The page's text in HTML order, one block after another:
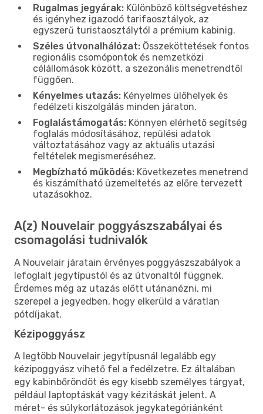
Rugalmas jegyárak: Különböző költségvetéshez
és igényhez igazodó tarifaosztályok, az
egyszerű turistaosztálytól a prémium kabinig.
Széles útvonalhálózat: Összeköttetések fontos
regionális csomópontok és nemzetközi
célállomások között, a szezonális menetrendtől
függően.
Kényelmes utazás: Kényelmes ülőhelyek és
fedélzeti kiszolgálás minden járaton.
Foglalástámogatás: Könnyen elérhető segítség
foglalás módosításához, repülési adatok
változtatásához vagy az aktuális utazási
feltételek megismeréséhez.
Megbízható működés: Következetes menetrend
és kiszámítható üzemeltetés az előre tervezett
utazásokhoz.
A(z) Nouvelair poggyászszabályai és
csomagolási tudnivalók
A Nouvelair járatain érvényes poggyászszabályok a
lefoglalt jegytípustól és az útvonaltól függnek.
Érdemes még az utazás előtt utánanézni, mi
szerepel a jegyedben, hogy elkerüld a váratlan
pótdíjakat.
Kézipoggyász
A legtöbb Nouvelair jegytípusnál legalább egy
kézipoggyász vihető fel a fedélzetre. Ez általában
egy kabinbőröndöt és egy kisebb személyes tárgyat,
például laptoptáskát vagy kézitáskát jelent. A
méret- és súlykorlátozások jegykategóriánként